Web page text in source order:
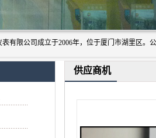
供应商机